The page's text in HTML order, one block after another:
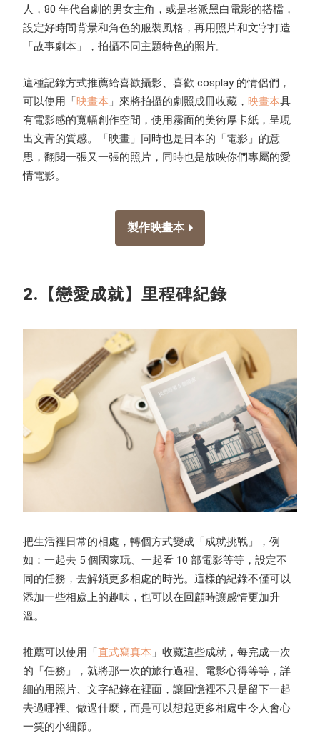
人，80 年代台劇的男女主角，或是老派黑白電影的搭檔，
設定好時間背景和角色的服裝風格，再用照片和文字打造
「故事劇本」，拍攝不同主題特色的照片。
這種記錄方式推薦給喜歡攝影、喜歡 cosplay 的情侶們，
可以使用「映畫本 」來將拍攝的劇照成冊收藏， 映畫本具
有電影感的寬幅創作空間，使用霧面的美術厚卡紙，呈現
出文青的質感。「映畫」同時也是日本的「電影」的意
思，翻閱一張又一張的照片，同時也是放映你們專屬的愛
情電影。
製作映畫本
2.【戀愛成就】里程碑紀錄
把生活裡日常的相處，轉個方式變成「成就挑戰」，例
如：一起去 5 個國家玩、一起看 10 部電影等等，設定不
同的任務，去解鎖更多相處的時光。這樣的紀錄不僅可以
添加一些相處上的趣味，也可以在回顧時讓感情更加升
溫。
推薦可以使用「直式寫真本 」收藏這些成就，每完成一次
的「任務」，就將那一次的旅行過程、電影心得等等，詳
細的用照片、文字紀錄在裡面，讓回憶裡不只是留下一起
去過哪裡、做過什麼，而是可以想起更多相處中令人會心
一笑的小細節。